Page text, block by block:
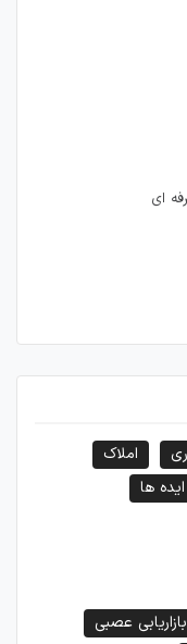
ای
املاک
ایده ها
بازاریابی عصبی